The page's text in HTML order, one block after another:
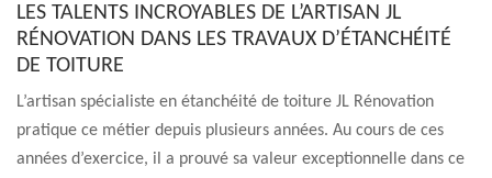
LES TALENTS INCROYABLES DE L’ARTISAN JL
RÉNOVATION DANS LES TRAVAUX D’ÉTANCHÉITÉ
DE TOITURE
L’artisan spécialiste en étanchéité de toiture JL Rénovation
pratique ce métier depuis plusieurs années. Au cours de ces
années d’exercice, il a prouvé sa valeur exceptionnelle dans ce